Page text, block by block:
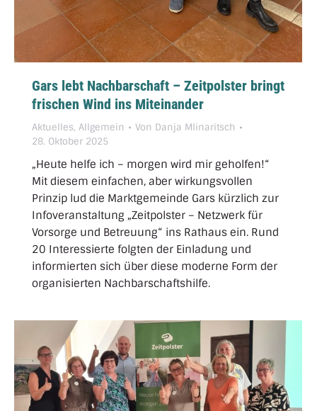
Gars lebt Nachbarschaft – Zeitpolster bringt
frischen Wind ins Miteinander
Aktuelles, Allgemein Von Danja Mlinaritsch
28. Oktober 2025
„Heute helfe ich – morgen wird mir geholfen!“
Mit diesem einfachen, aber wirkungsvollen
Prinzip lud die Marktgemeinde Gars kürzlich zur
Infoveranstaltung „Zeitpolster – Netzwerk für
Vorsorge und Betreuung“ ins Rathaus ein. Rund
20 Interessierte folgten der Einladung und
informierten sich über diese moderne Form der
organisierten Nachbarschaftshilfe.